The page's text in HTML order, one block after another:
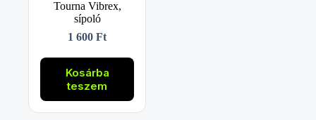
Tourna Vibrex,
sípoló
1 600Ft
Kosárba
teszem